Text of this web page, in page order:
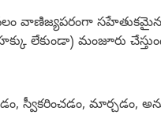
వాణిజ్యపరంగా
లేకుండా) మంజూరు
స్వీకరించడం, మార్చడం,